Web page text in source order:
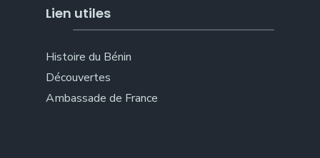
Lien utiles
Histoire du Bénin
Découvertes
Ambassade de France